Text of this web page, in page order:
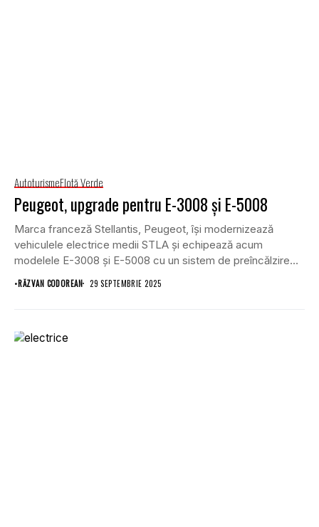
AutoturismeFlotă Verde
Peugeot, upgrade pentru E-3008 și E-5008
Marca franceză Stellantis, Peugeot, își modernizează
vehiculele electrice medii STLA și echipează acum
modelele E-3008 și E-5008 cu un sistem de preîncălzire
a...
•RĂZVAN CODOREAN 29 SEPTEMBRIE 2025